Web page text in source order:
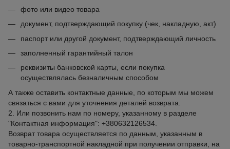
фото или видео товара
документ, подтверждающий покупку (чек, накладную, акт)
паспорт или другой документ, подтверждающий личность
заполненный гарантийный талон
реквизиты банковской карты, если покупка
осуществлялась безналичным способом
А также оставить контактные данные, по которым мы можем
связаться с вами для уточнения деталей возврата.
2. Или позвонить нам по номеру, указанному в разделе
"Контактная информация": +380632126534.
Возврат товара осуществляется по данным, указанным в
товарно-транспортной накладной при получении отправки, на